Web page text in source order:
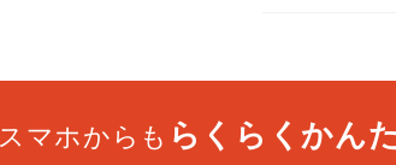
スマホからも らくらくかん